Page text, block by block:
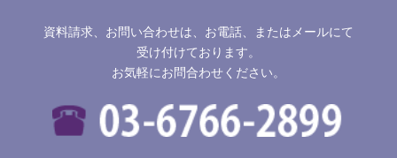
資料請求、お問い合わせは、お電話、またはメールにて
受け付けております。
お気軽にお問合わせください。